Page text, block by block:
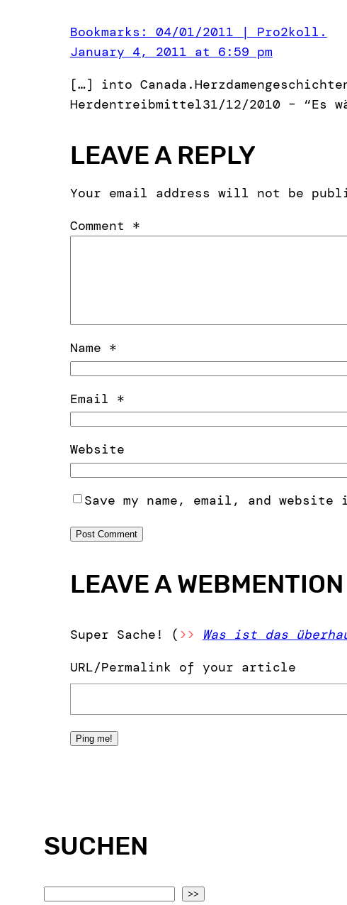
Bookmarks: 04/01/2011 | Pro2koll.
January 4, 2011 at 6:59 pm
[…] into
Herdentreibmittel31/12/2010 – “Es
LEAVE A REPLY
Your email address will not be
Comment *
Name *
Email *
Website
Save my name, email, and
LEAVE A WEBMENTION
Super Sache! ( >> Was ist das
URL/Permalink of your article
SUCHEN
>>